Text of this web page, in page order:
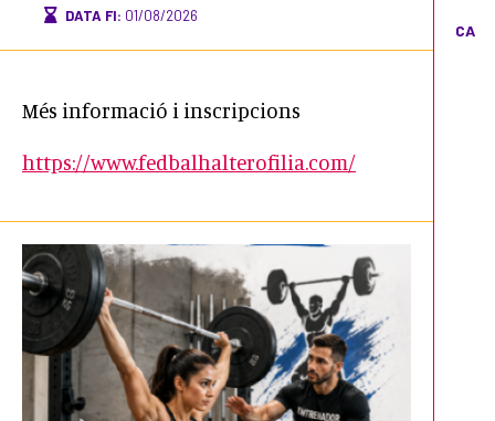
CA
DATA FI: 01/08/2026
Més informació i inscripcions
https://www.fedbalhalterofilia.com/